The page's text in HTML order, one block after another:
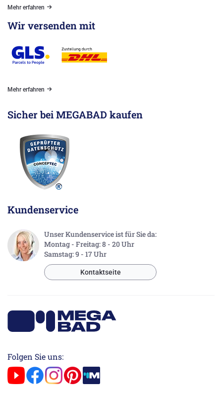
Mehr erfahren
Wir versenden mit
Mehr erfahren
Sicher bei MEGABAD kaufen
Kundenservice
Unser Kundenservice ist für Sie da:
Montag - Freitag: 8 - 20 Uhr
Samstag: 9 - 17 Uhr
Kontaktseite
Folgen Sie uns: